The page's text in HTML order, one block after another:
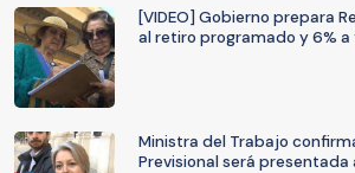
[VIDEO] Gobierno prepara
al retiro programado y 6%
Ministra del Trabajo
Previsional será